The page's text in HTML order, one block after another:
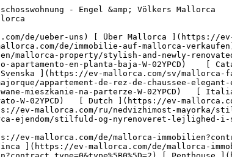
](https://ev-mallorca.com/de/mallorca-immobilien?contract_type=0&type%5B0%5D=5) [ Grundstück ](https://ev-mallorca.com/de/mallorca-immobilien?contract_type=0&type%5B0%5D=3) [ Neubauprojekt ](https://ev-mallorca.com/de/mallorca-immobilien?contract_type=0&type%5B0%5D=development) 

  Mieten  [ Alle Immobilien ](https://ev-mallorca.com/de/mallorca-immobilien?contract_type=1) [ Haus ](https://ev-mallorca.com/de/mallorca-immobilien?contract_type=1&type%5B0%5D=0) [ Finca ](https://ev-mallorca.com/de/mallorca-immobilien?contract_type=1&type%5B0%5D=1) [ Apartment ](https://ev-mallorca.com/de/mallorca-immobilien?contract_type=1&type%5B0%5D=2) [ Penthouse ](https://ev-mallorca.com/de/mallorca-immobilien?contract_type=1&type%5B0%5D=5) 

  Ferienvermietung  [ Alle Immobilien ](https://ev-mallorca.com/de/holiday-rentals) [ Haus ](https://ev-mallorca.com/de/holiday-rentals?type%5B0%5D=0) [ Finca ](https://ev-mallorca.com/de/holiday-rentals?type%5B0%5D=1) [ Apartment ](https://ev-mallorca.com/de/holiday-rentals?type%5B0%5D=2) [ Penthouse ](https://ev-mallorca.com/de/holiday-rentals?type%5B0%5D=5) 

  Gewerbe  [ Alle Immobilien ](https://ev-mallorca.com/de/gewerbeimmobilien) [ Land und Forstwirtschaft ](https://ev-mallorca.com/de/gewerbeimmobilien?type%5B0%5D=6) [ Hotel ](https://ev-mallorca.com/de/gewerbeimmobilien?type%5B0%5D=7) [ Industrie ](https://ev-mallorca.com/de/gewerbeimmobilien?type%5B0%5D=8) [ Investment ](https://ev-mallorca.com/de/gewerbeimmobilien?type%5B0%5D=9) [ Gastronomie ](https://ev-mallorca.com/de/gewerbeimmobilien?type%5B0%5D=10) [ Grundstück ](https://ev-mallorca.com/de/gewerbeimmobilien?type%5B0%5D=11) [ Ladenfläche ](https://ev-mallorca.com/de/gewerbeimmobilien?type%5B0%5D=12) [ Sonstiges ](https://ev-mallorca.com/de/gewerbeimmobilien?type%5B0%5D=13) [ Ladenfläche ](https://ev-mallorca.com/de/gewerbeimmobilien?type%5B0%5D=14) 

 [ Neubauprojekt ](https://ev-mallorca.com/de/mallorca-neubauprojekt) 

     Deutsch       [ English ](https://ev-mallorca.com/en/mallorca-property/stylish-and-newly-renovated-ground-floor-apartment-W-02YPCD)   [ Español ](https://ev-mallorca.com/es/inmueble-mallorca/elegante-y-recien-renovado-apartamento-en-planta-baja-W-02YPCD)    [ Català ](https://ev-mallorca.com/ca/immoble-mallorca/un-elegant-pis-a-peu-pla-recentment-reformat-W-02YPCD)   [ Svenska ](https://ev-mallorca.com/sv/mallorca-fastighet/stilfull-och-nyrenoverad-lagenhet-pa-bottenvaningen-W-02YPCD)   [ Français ](https://ev-mallorca.com/fr/bien-majorque/appartement-de-rez-de-chaussee-elegant-et-recemment-renove-W-02YPCD)   [ Polski ](https://ev-mallorca.com/pl/nieruchomosc-majorce/stylowe-i-swiezo-